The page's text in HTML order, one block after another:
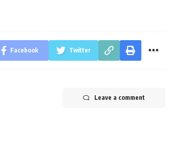
Facebook Twitter
Leave a comment